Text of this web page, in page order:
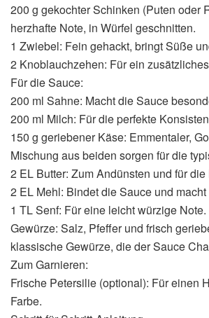
200 g gekochter Schinken (Puten oder
herzhafte Note, in Würfel geschnitten.
1 Zwiebel: Fein gehackt, bringt Süße
2 Knoblauchzehen: Für ein
Für die Sauce:
200 ml Sahne: Macht die Sauce
200 ml Milch: Für die perfekte
150 g geriebener Käse: Emmentaler,
Mischung aus beiden sorgen für die
2 EL Butter: Zum Andünsten und für
2 EL Mehl: Bindet die Sauce und
1 TL Senf: Für eine leicht würzige Note.
Gewürze: Salz, Pfeffer und frisch
klassische Gewürze, die der Sauce
Zum Garnieren:
Frische Petersilie (optional): Für einen
Farbe.